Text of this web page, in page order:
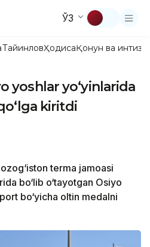
ЎЗ
ТайинловҲодисаҚонун ва
yoshlar yo‘yinlarida
kiritdi
terma jamoasi
bo‘lib o‘tayotgan Osiyo
bo‘yicha oltin medalni